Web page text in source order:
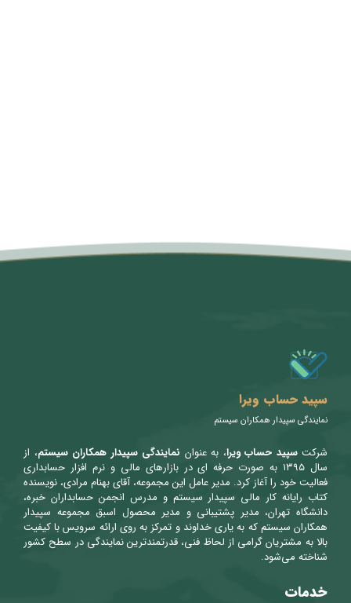
متن سربرگ خود را وارد کنید
سپید حساب ویرا
نمایندگی سپیدار همکاران سیستم
شرکتسپید حساب ویرا، به عنوان نمایندگی سپیدار همکاران سیستم، از
سال ۱۳۹۵ به صورت حرفه ای در بازارهای مالی و نرم افزار حسابداری
فعالیت خود را آغاز کرد. مدیر عامل این مجموعه، آقای بهنام مرادی، نویسنده
کتاب رایانه کار مالی سپیدار سیستم و مدرس انجمن حسابداران خبره،
دانشگاه تهران، مدیر پشتیبانی و مدیر محصول اسبق مجموعه سپیدار
همکاران سیستم که به یاری خداوند و تمرکز به روی ارائه سرویس با کیفیت
بالا به مشتریان گرامی از لحاظ فنی، قدرتمندترین نمایندگی در سطح کشور
شناخته می‌شود.
خدمات